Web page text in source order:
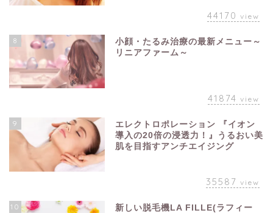
44170 view
8
小顔・たるみ治療の最新メニュー～
リニアファーム～
41874 view
9
エレクトロポレーション 『イオン
導入の20倍の浸透力！』うるおい美
肌を目指すアンチエイジング
35587 view
10
新しい脱毛機LA FILLE(ラフィー